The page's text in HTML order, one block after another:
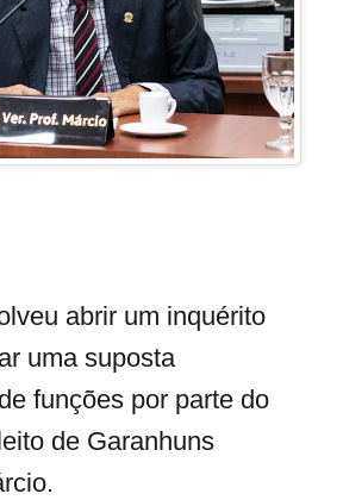
abrir um inquérito
uma suposta
funções por parte do
de Garanhuns